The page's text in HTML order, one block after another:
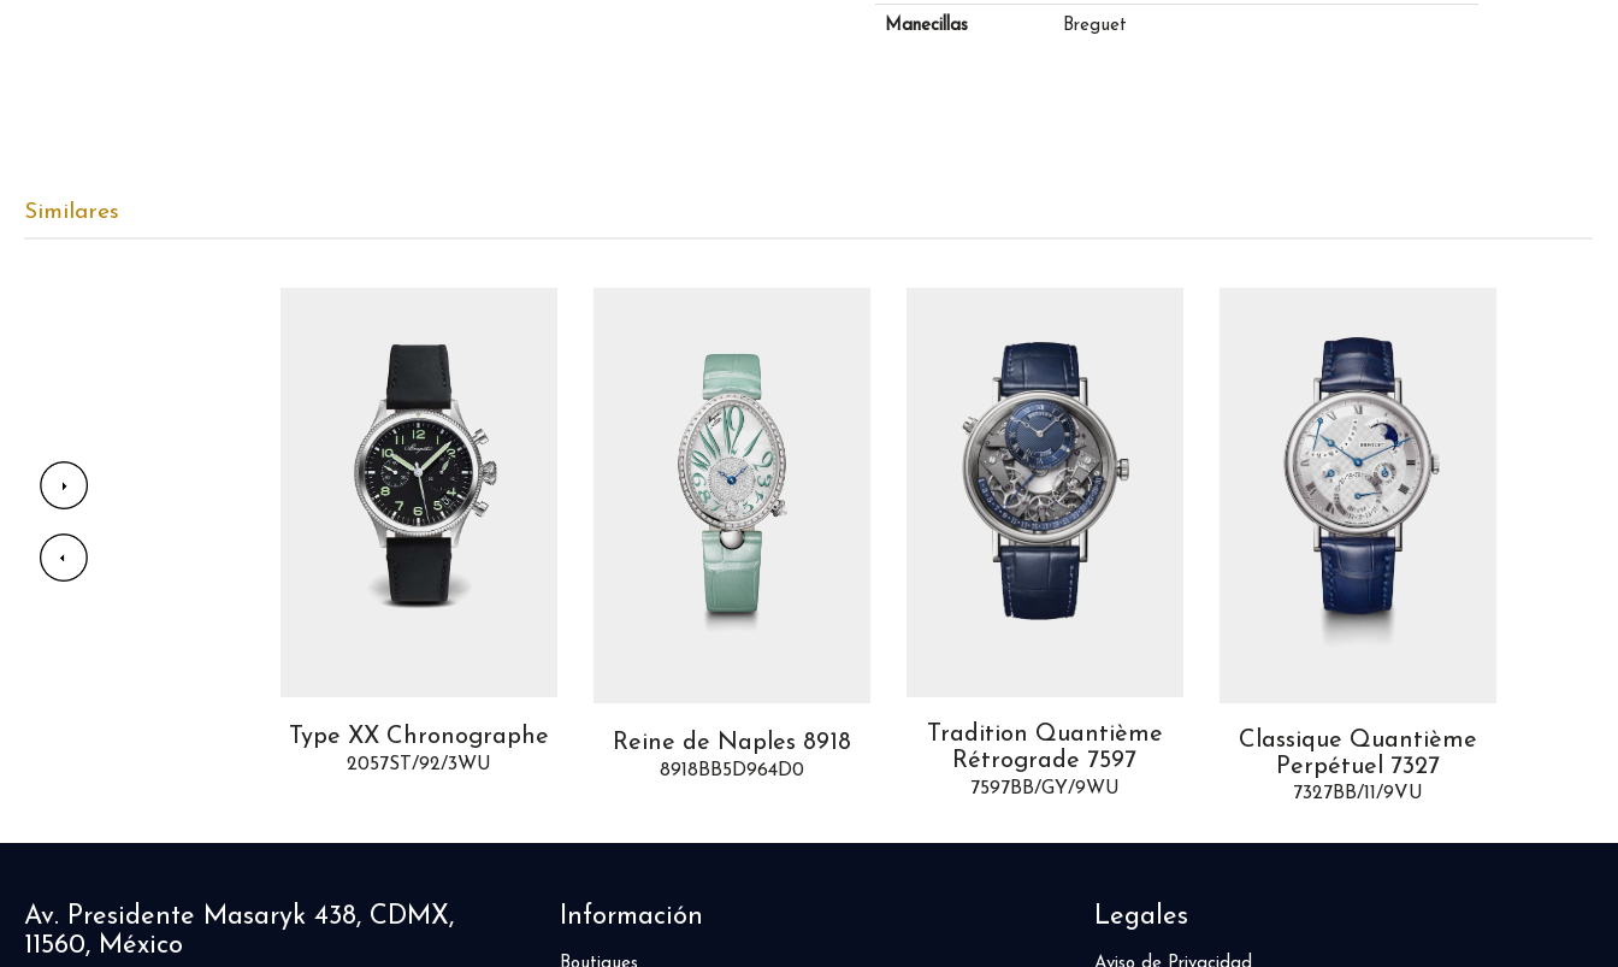
Manecillas Breguet
Similares
Type XX Chronographe
2057ST/92/3WU
Reine de Naples 8918
8918BB5D964D0
Tradition Quantième
Rétrograde 7597
7597BB/GY/9WU
Classique Quantième
Perpétuel 7327
7327BB/11/9VU
Av. Presidente Masaryk 438, CDMX,
11560, México
Información Legales